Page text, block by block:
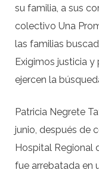
su familia, a sus
colectivo Una
las familias
Exigimos justicia y
ejercen la
Patricia Negrete
junio, después de
Hospital Regional
fue arrebatada en